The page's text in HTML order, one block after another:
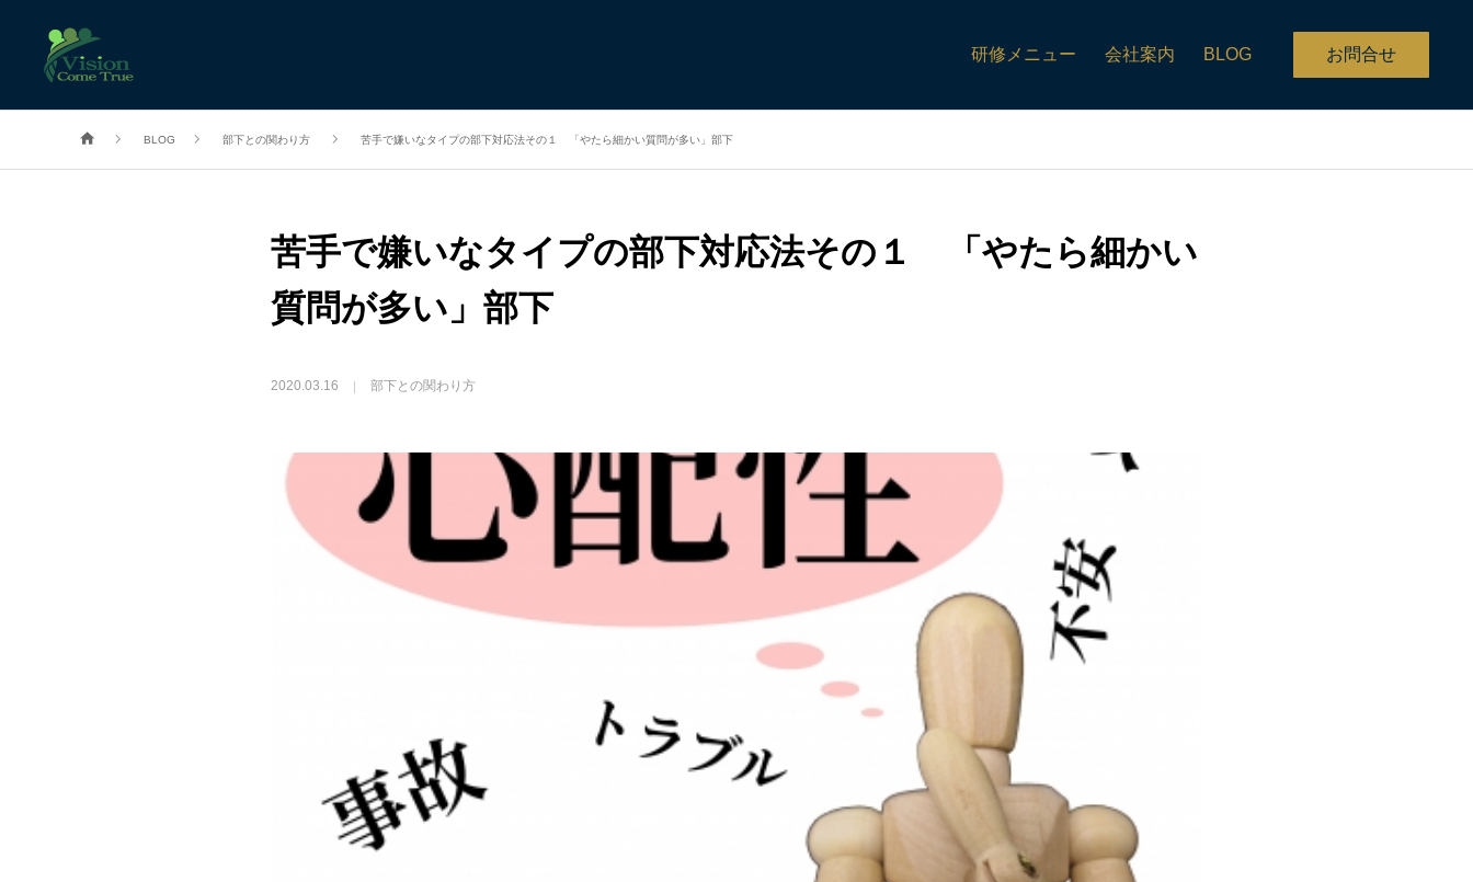
研修メニュー 会社案内 BLOG お問合せ
BLOG 部下との関わり方 苦手で嫌いなタイプの部下対応法その１ 「やたら細かい質問が多い」部下
苦手で嫌いなタイプの部下対応法その１ 「やたら細かい
質問が多い」部下
2020.03.16 部下との関わり方